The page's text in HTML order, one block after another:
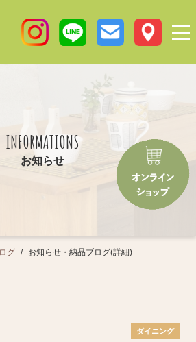
INFORMATIONS
お知らせ
グ / お知らせ・納品ブログ(詳細)
ダイニング